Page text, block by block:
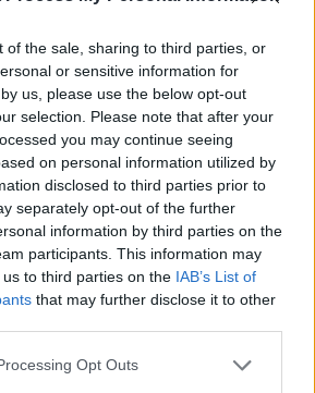
of the sale, sharing to third parties, or
or sensitive information for
us, please use the below opt-out
selection. Please note that after your
you may continue seeing
on personal information utilized by
disclosed to third parties prior to
separately opt-out of the further
information by third parties on the
participants. This information may
to third parties on the IAB’s List of
that may further disclose it to other
Opt Outs
NON mi
trovato come
mia antica ed
...
per il call center